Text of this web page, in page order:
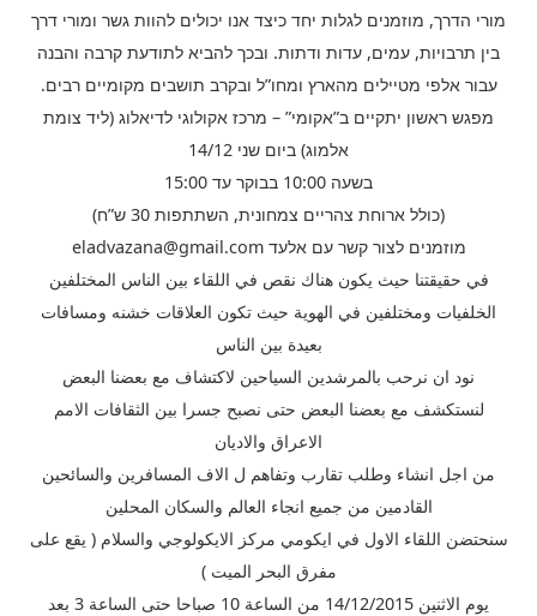
מורי הדרך, מוזמנים לגלות יחד כיצד אנו יכולים להוות גשר ומורי דרך
בין תרבויות, עמים, עדות ודתות. ובכך להביא לתודעת קרבה והבנה
עבור אלפי מטיילים מהארץ ומחו”ל ובקרב תושבים מקומיים רבים.
מפגש ראשון יתקיים ב”אקומי” – מרכז אקולוגי לדיאלוג (ליד צומת
אלמוג) ביום שני 14/12
בשעה 10:00 בבוקר עד 15:00
(כולל ארוחת צהריים צמחונית, השתתפות 30 ש”ח)
מוזמנים לצור קשר עם אלעד eladvazana@gmail.com
في حقيقتنا حيث يكون هناك نقص في اللقاء بين الناس المختلفين
الخلفيات ومختلفين في الهوية حيث تكون العلاقات خشنه ومسافات
بعيدة بين الناس
نود ان نرحب بالمرشدين السياحين لاكتشاف مع بعضنا البعض
لنستكشف مع بعضنا البعض حتى نصبح جسرا بين الثقافات الامم
الاعراق والاديان
من اجل انشاء وطلب تقارب وتفاهم ل الاف المسافرين والسائحين
القادمين من جميع انجاء العالم والسكان المحلين
سنحتضن اللقاء الاول في ايكومي مركز الايكولوجي والسلام ( يقع على
مفرق البحر الميت )
يوم الاثنين 14/12/2015 من الساعة 10 صباحا حتى الساعة 3 بعد